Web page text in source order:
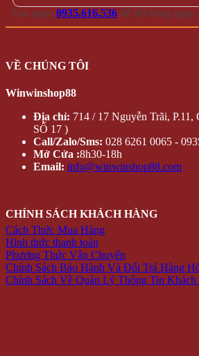
Gọi ngay 0935.616.536 để đặt hàng ngay.
VỀ CHÚNG TÔI
Winwinshop88
Địa chỉ: 714 / 17 Nguyễn Trãi, P.11,
SỐ 17 )
Call/Zalo/Sms: 028 6261 0065 -
Mở Cửa :8h30-18h
Email: info@winwinshop88.com
CHÍNH SÁCH KHÁCH HÀNG
Cách Thức Mua Hàng
Hình thức thanh toán
Phương Thức Vận Chuyển
Chính Sách Bảo Hành Và Đổi Trả Hàng
Chính Sách Về Quản Lý Thông Tin Khách